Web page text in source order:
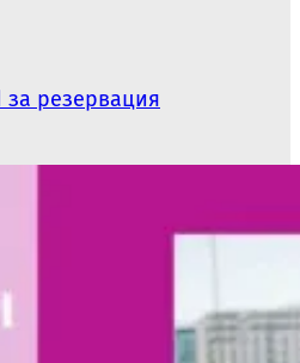
за резервация